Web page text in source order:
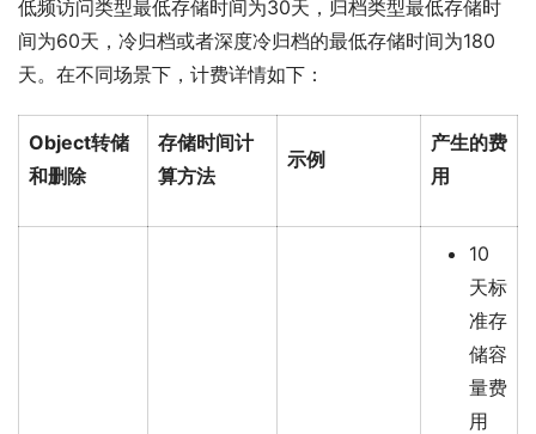
低频访问类型最低存储时间为30天，归档类型最低存储时
间为60天，冷归档或者深度冷归档的最低存储时间为180
天。在不同场景下，计费详情如下：
Object转储
和删除
存储时间计
算方法
示例
产生的费
用
10
天标
准存
储容
量费
用